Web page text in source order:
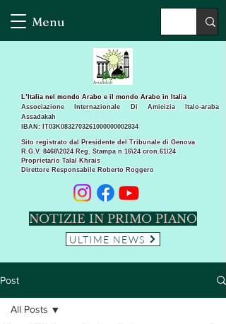
Menu
Sito registrato dal Presidente del Tribunale di Genova
R.G.V. 8468\2024 Reg. Stampa n 16\24 cron.61\24 ​
Proprietario Talal Khrais
Direttore Responsabile Roberto Roggero
L’Italia nel mondo Arabo e il mondo Arabo in Italia
Associazione Internazionale Di Amicizia Italo-araba
Assadakah
IBAN: IT03K0832703261000000002834
NOTIZIE IN PRIMO PIANO
ULTIME NEWS
Post
All Posts